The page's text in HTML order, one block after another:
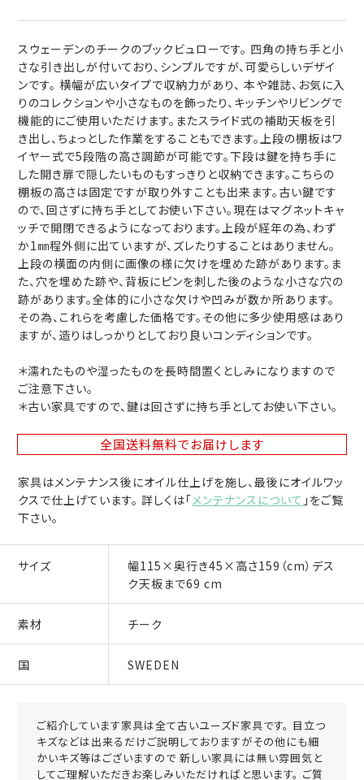
スウェーデンのチークのブックビュローです。 四角の持ち手と小
さな引き出しが付いており、シンプルですが、可愛らしいデザイ
ンです。 横幅が広いタイプで収納力があり、 本や雑誌、お気に入
りのコレクションや小さなものを飾ったり、キッチンやリビングで
機能的にご使用いただけます。またスライド式の補助天板を引
き出し、ちょっとした作業をすることもできます。上段の棚板はワ
イヤー式で5段階の高さ調節が可能です。下段は鍵を持ち手に
した開き扉で隠したいものもすっきりと収納できます。こちらの
棚板の高さは固定ですが取り外すことも出来ます。古い鍵です
ので、回さずに持ち手としてお使い下さい。現在はマグネットキャ
ッチで開閉できるようになっております。上段が経年の為、わず
か1㎜程外側に出ていますが、ズレたりすることはありません。
上段の横面の内側に画像の様に欠けを埋めた跡があります。ま
た、穴を埋めた跡や、背板にピンを刺した後のような小さな穴の
跡があります。全体的に小さな欠けや凹みが数か所あります。
その為、これらを考慮した価格です。その他に多少使用感はあり
ますが、造りはしっかりとしており良いコンディションです。
＊濡れたものや湿ったものを長時間置くとしみになりますので
ご注意下さい。
＊古い家具ですので、鍵は回さずに持ち手としてお使い下さい。
全国送料無料でお届けします
家具はメンテナンス後にオイル仕上げを施し、最後にオイルワッ
クスで仕上げています。 詳しくは「メンテナンスについて 」をご覧
下さい。
サイズ
幅115×奥行き45×高さ159（cm）デス
ク天板まで69 cm
素材 チーク
国 SWEDEN
ご紹介しています家具は全て古いユーズド家具です。 目立つ
キズなどは出来るだけご説明しておりますがその他にも細
かいキズ等はございますので 新しい家具には無い雰囲気と
してご理解いただきお楽しみいただければと思います。 ご質